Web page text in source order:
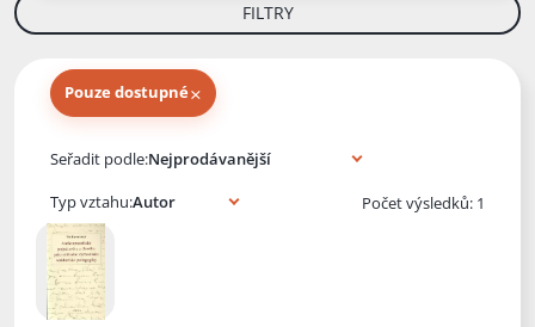
FILTRY
Pouze dostupné×
Seřadit podle:
Typ vztahu:
Počet výsledků: 1